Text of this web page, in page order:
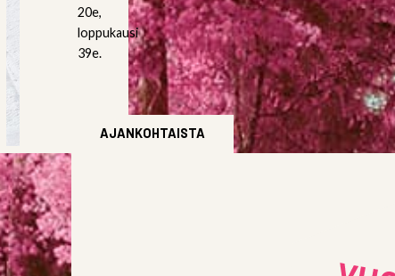
20e,
loppukausi
39e.
AJANKOHTAISTA